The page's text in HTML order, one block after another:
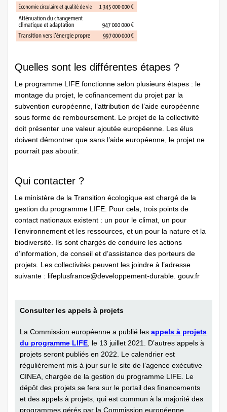
Quelles sont les différentes étapes ?
Le programme LIFE fonctionne selon plusieurs étapes : le
montage du projet, le cofinancement du projet par la
subvention européenne, l’attribution de l’aide européenne
sous forme de remboursement. Le projet de la collectivité
doit présenter une valeur ajoutée européenne. Les élus
doivent démontrer que sans l’aide européenne, le projet ne
pourrait pas aboutir.
Qui contacter ?
Le ministère de la Transition écologique est chargé de la
gestion du programme LIFE. Pour cela, trois points de
contact nationaux existent : un pour le climat, un pour
l’environnement et les ressources, et un pour la nature et la
biodiversité. Ils sont chargés de conduire les actions
d’information, de conseil et d’assistance des porteurs de
projets. Les collectivités peuvent les joindre à l’adresse
suivante : lifeplusfrance@developpement-durable. gouv.fr
Consulter les appels à projets
La Commission européenne a publié les appels à projets
du programme LIFE, le 13 juillet 2021. D’autres appels à
projets seront publiés en 2022. Le calendrier est
régulièrement mis à jour sur le site de l’agence exécutive
CINEA, chargée de la gestion du programme LIFE. Le
dépôt des projets se fera sur le portail des financements
et des appels à projets, qui est commun à la majorité des
programmes gérés par la Commission européenne.